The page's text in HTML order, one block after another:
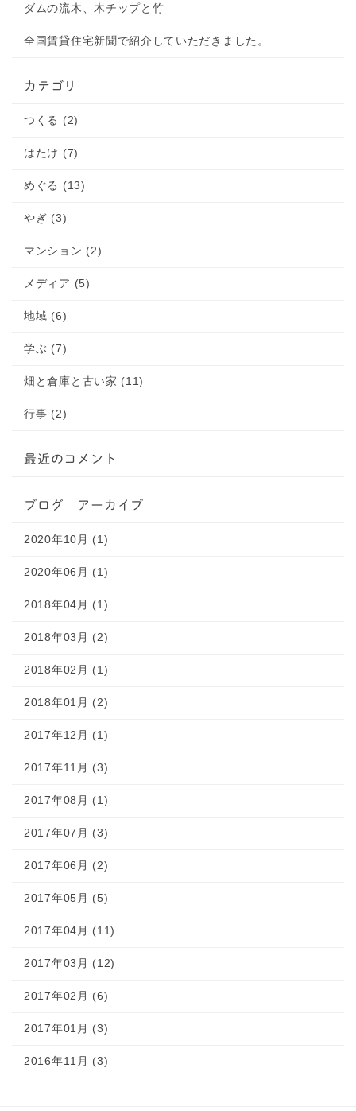
ダムの流木、木チップと竹
全国賃貸住宅新聞で紹介していただきました。
カテゴリ
つくる (2)
はたけ (7)
めぐる (13)
やぎ (3)
マンション (2)
メディア (5)
地域 (6)
学ぶ (7)
畑と倉庫と古い家 (11)
行事 (2)
最近のコメント
ブログ アーカイブ
2020年10月 (1)
2020年06月 (1)
2018年04月 (1)
2018年03月 (2)
2018年02月 (1)
2018年01月 (2)
2017年12月 (1)
2017年11月 (3)
2017年08月 (1)
2017年07月 (3)
2017年06月 (2)
2017年05月 (5)
2017年04月 (11)
2017年03月 (12)
2017年02月 (6)
2017年01月 (3)
2016年11月 (3)